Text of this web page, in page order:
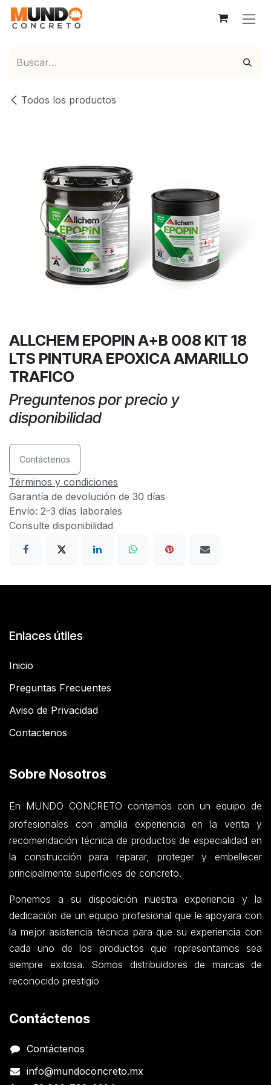
Ir al contenido
Todos los productos
ALLCHEM EPOPIN A+B 008 KIT 18
LTS PINTURA EPOXICA AMARILLO
TRAFICO
Preguntenos por precio y
disponibilidad
Contáctenos
Términos y condiciones
Garantía de devolución de 30 días
Envío: 2-3 días laborales
Consulte disponibilidad
Enlaces útiles
Inicio
Preguntas Frecuentes
Aviso de Privacidad
Contactenos
Sobre Nosotros
En MUNDO CONCRETO contamos con un equipo de
profesionales con amplia experiencia en la venta y
recomendación técnica de productos de especialidad en
la construcción para reparar, proteger y embellecer
principalmente superficies de concreto.
Ponemos a su disposición nuestra experiencia y la
dedicación de un equipo profesional que le apoyara con
la mejor asistencia técnica para que su experiencia con
cada uno de los productos que representamos sea
siempre exitosa. Somos distribuidores de marcas de
reconocido prestigio
Contáctenos
Contáctenos
info@mundoconcreto.mx